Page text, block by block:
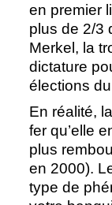
en premier
plus de 2/3
Merkel, la
dictature
élections
En réalité,
fer qu’elle
plus
en 2000).
type de